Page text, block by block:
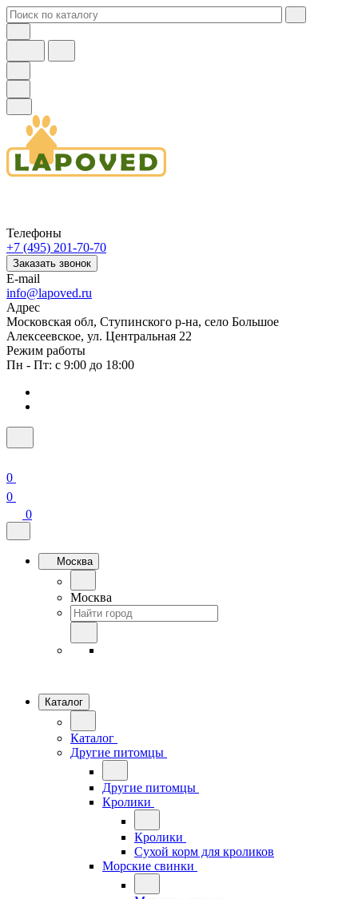
Телефоны
+7 (495) 201-70-70
Заказать звонок
E-mail
info@lapoved.ru
Адрес
Московская обл, Ступинского р-на, село Большое
Алексеевское, ул. Центральная 22
Режим работы
Пн - Пт: с 9:00 до 18:00
0
0
0
Москва
Москва
Каталог
Каталог
Другие питомцы
Другие питомцы
Кролики
Кролики
Сухой корм для кроликов
Морские свинки